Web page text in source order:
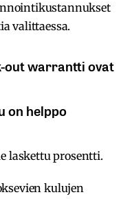
valittaessa.
out warrantti ovat
on helppo
laskettu prosentti.
kulujen